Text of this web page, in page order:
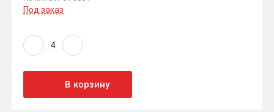
Под заказ
В корзину